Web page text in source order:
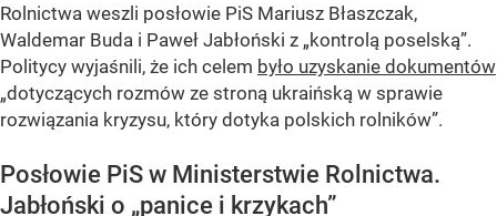
Rolnictwa weszli posłowie PiS Mariusz Błaszczak,
Waldemar Buda i Paweł Jabłoński z „kontrolą poselską”.
Politycy wyjaśnili, że ich celem było uzyskanie dokumentów
„dotyczących rozmów ze stroną ukraińską w sprawie
rozwiązania kryzysu, który dotyka polskich rolników”.
Posłowie PiS w Ministerstwie Rolnictwa.
Jabłoński o „panice i krzykach”